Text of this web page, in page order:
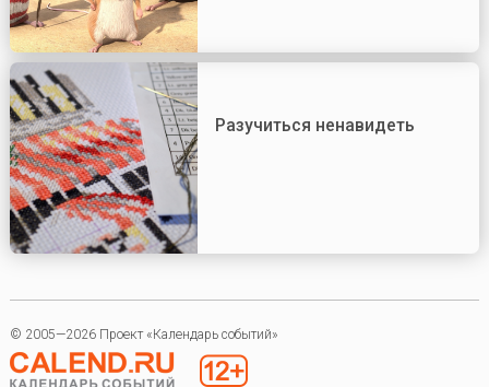
Разучиться ненавидеть
© 2005—2026 Проект «Календарь событий»